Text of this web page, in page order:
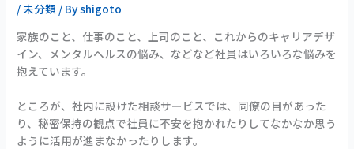
/未分類 / Byshigoto
家族のこと、仕事のこと、上司のこと、これからのキャリアデザ
イン、メンタルヘルスの悩み、などなど社員はいろいろな悩みを
抱えています。
ところが、社内に設けた相談サービスでは、同僚の目があった
り、秘密保持の観点で社員に不安を抱かれたりしてなかなか思う
ように活用が進まなかったりします。